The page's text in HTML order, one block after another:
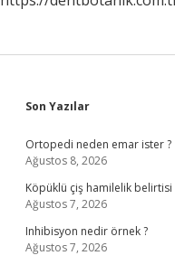
Sidebar
Son Yazılar
Ortopedi neden emar ister ?
Ağustos 8, 2026
Köpüklü çiş hamilelik belirtisi
Ağustos 7, 2026
Inhibisyon nedir örnek ?
Ağustos 7, 2026